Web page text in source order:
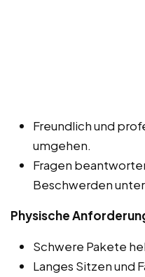
Freundlich und
umgehen.
Fragen
Beschwerden
Physische
Schwere Pakete
Langes Sitzen und